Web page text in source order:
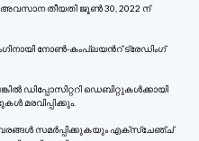
തീയതി ജൂൺ 30, 2022 ന്
നോൺ-കംപ്ലയന്‍റ് ട്രേഡിംഗ്
ഡിപ്പോസിറ്ററി ഡെബിറ്റുകൾക്കായി
മരവിപ്പിക്കും.
സമർപ്പിക്കുകയും എക്സ്ചേഞ്ച്